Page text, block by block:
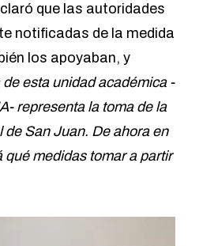
que las autoridades
notificadas de la medida
los apoyaban, y
de esta unidad académica -
representa la toma de la
de San Juan. De ahora en
qué medidas tomar a partir